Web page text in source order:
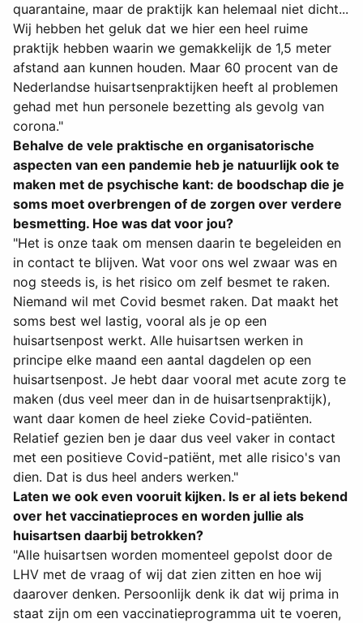
quarantaine, maar de praktijk kan helemaal niet dicht...
Wij hebben het geluk dat we hier een heel ruime
praktijk hebben waarin we gemakkelijk de 1,5 meter
afstand aan kunnen houden. Maar 60 procent van de
Nederlandse huisartsenpraktijken heeft al problemen
gehad met hun personele bezetting als gevolg van
corona."
Behalve de vele praktische en organisatorische
aspecten van een pandemie heb je natuurlijk ook te
maken met de psychische kant: de boodschap die je
soms moet overbrengen of de zorgen over verdere
besmetting. Hoe was dat voor jou?
"Het is onze taak om mensen daarin te begeleiden en
in contact te blijven. Wat voor ons wel zwaar was en
nog steeds is, is het risico om zelf besmet te raken.
Niemand wil met Covid besmet raken. Dat maakt het
soms best wel lastig, vooral als je op een
huisartsenpost werkt. Alle huisartsen werken in
principe elke maand een aantal dagdelen op een
huisartsenpost. Je hebt daar vooral met acute zorg te
maken (dus veel meer dan in de huisartsenpraktijk),
want daar komen de heel zieke Covid-patiënten.
Relatief gezien ben je daar dus veel vaker in contact
met een positieve Covid-patiënt, met alle risico's van
dien. Dat is dus heel anders werken."
Laten we ook even vooruit kijken. Is er al iets bekend
over het vaccinatieproces en worden jullie als
huisartsen daarbij betrokken?
"Alle huisartsen worden momenteel gepolst door de
LHV met de vraag of wij dat zien zitten en hoe wij
daarover denken. Persoonlijk denk ik dat wij prima in
staat zijn om een vaccinatieprogramma uit te voeren,